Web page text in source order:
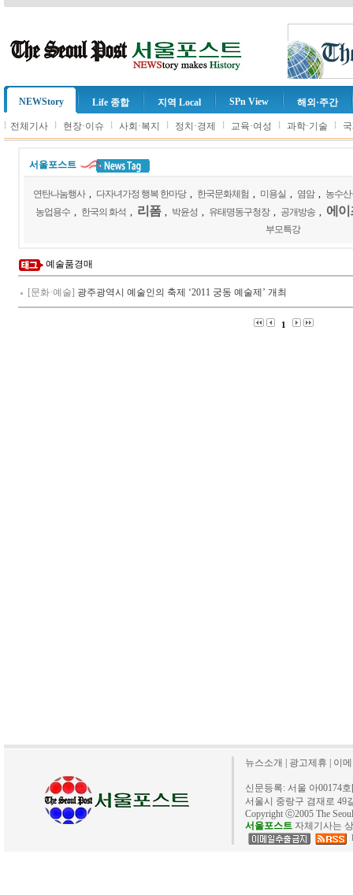
NEWStory Life 종합 지역 Local SPn View 해외·주간
l 전체기사 l 현장·이슈 l 사회·복지 l 정치·경제 l 교육·여성 l 과학·기술 l
서울포스트
연탄나눔행사 다자녀가정 행복 한마당 한국문화체험 미용실 염암
농수
농업용수
한국의 화석 리폼 박윤성 유태명동구청장 공개방송 에이
부모특강
예술품경매
[문화·예술] 광주광역시 예술인의 축제 ‘2011 궁동 예술제’ 개최
1
뉴스소개 광고제휴 이
신문등록: 서울 아00174
서울시 중랑구 겸재로 49
Copyright ⓒ2005 The
서울포스트 자체기사는